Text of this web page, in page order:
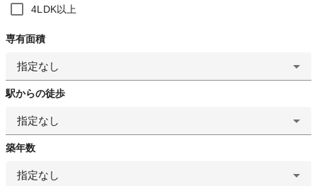
4LDK以上
専有面積
指定なし
駅からの徒歩
指定なし
築年数
指定なし